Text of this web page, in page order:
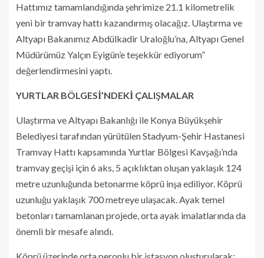
Hattımız tamamlandığında şehrimize 21.1 kilometrelik
yeni bir tramvay hattı kazandırmış olacağız. Ulaştırma ve
Altyapı Bakanımız Abdülkadir Uraloğlu’na, Altyapı Genel
Müdürümüz Yalçın Eyigün’e teşekkür ediyorum”
değerlendirmesini yaptı.
YURTLAR BÖLGESİ’NDEKİ ÇALIŞMALAR
Ulaştırma ve Altyapı Bakanlığı ile Konya Büyükşehir
Belediyesi tarafından yürütülen Stadyum-Şehir Hastanesi
Tramvay Hattı kapsamında Yurtlar Bölgesi Kavşağı’nda
tramvay geçişi için 6 aks, 5 açıklıktan oluşan yaklaşık 124
metre uzunluğunda betonarme köprü inşa ediliyor. Köprü
uzunluğu yaklaşık 700 metreye ulaşacak. Ayak temel
betonları tamamlanan projede, orta ayak imalatlarında da
önemli bir mesafe alındı.